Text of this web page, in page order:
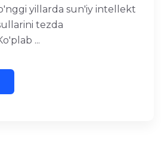
yillarda sun'iy intellekt
tezda
...